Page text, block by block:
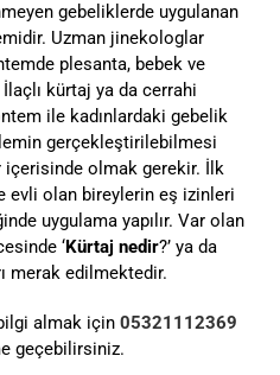
gebeliklerde uygulanan
Uzman jinekologlar
plesanta, bebek ve
kürtaj ya da cerrahi
ile kadınlardaki gebelik
gerçekleştirilebilmesi
içerisinde olmak gerekir. İlk
evli olan bireylerin eş izinleri
uygulama yapılır. Var olan
‘Kürtaj nedir?’ ya da
merak edilmektedir.
almak için 05321112369
geçebilirsiniz.